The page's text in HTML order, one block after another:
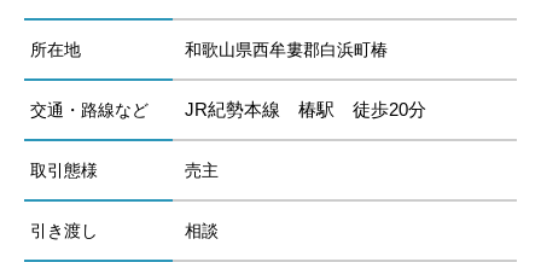
所在地 和歌山県西牟婁郡白浜町椿
交通・路線など JR紀勢本線 椿駅 徒歩20分
取引態様 売主
引き渡し 相談